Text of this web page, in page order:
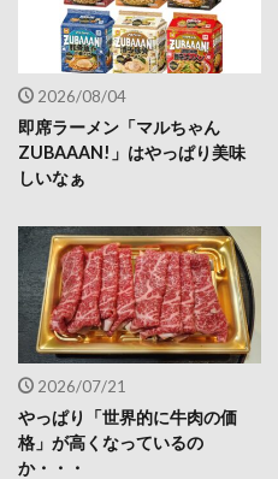
2026/08/04
即席ラーメン「マルちゃん
ZUBAAAN!」はやっぱり美味
しいなぁ
2026/07/21
やっぱり「世界的に牛肉の価
格」が高くなっているの
か・・・